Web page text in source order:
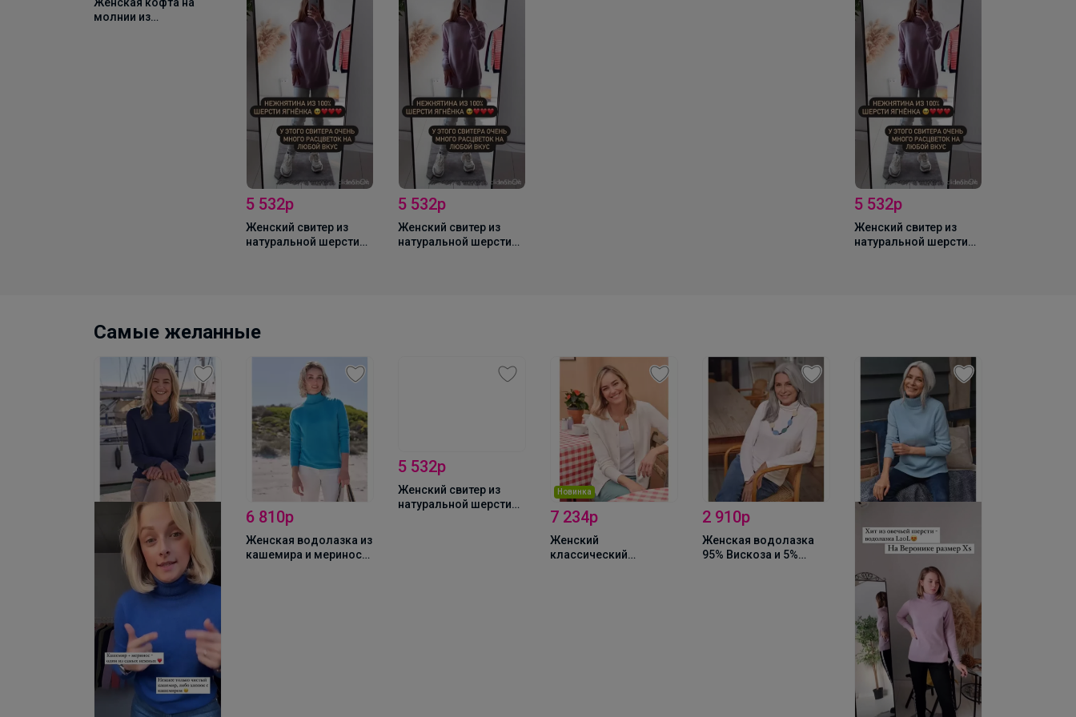
Женская кофта на
молнии из
5 532р
Женский свитер из
натуральной шерсти
5 532р
Женский свитер из
натуральной шерсти
5 532р
Женский свитер из
натуральной шерсти
Самые желанные
6 810р
Женская водолазка из
кашемира и мериноса
5 532р
Женский свитер из
натуральной шерсти
Новинка
7 234р
Женский
классический
2 910р
Женская водолазка
95% Вискоза и 5%
Качественная школьная одежда для девочек